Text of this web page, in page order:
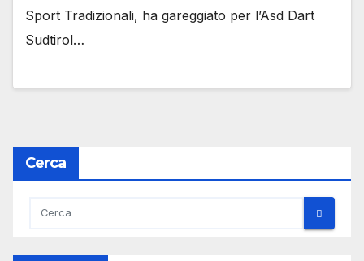
Sport Tradizionali, ha gareggiato per l’Asd Dart
Sudtirol…
Cerca